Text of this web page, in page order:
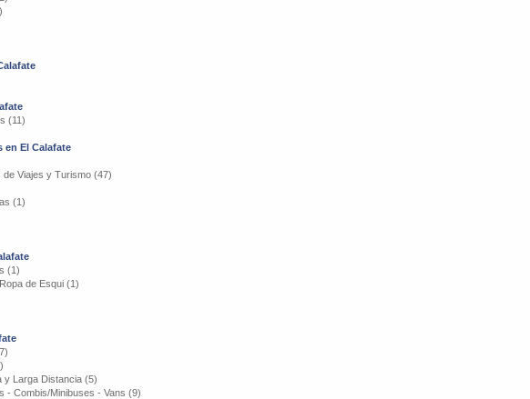
(11)
en El Calafate
de Viajes y Turismo (47)
(1)
(1)
de Esqui (1)
y Larga Distancia (5)
- Combis/Minibuses - Vans (9)